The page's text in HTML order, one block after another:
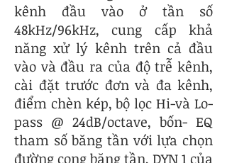
kênh đầu vào ở tần số
48kHz/96kHz, cung cấp khả
năng xử lý kênh trên cả đầu
vào và đầu ra của độ trễ kênh,
cài đặt trước đơn và đa kênh,
điểm chèn kép, bộ lọc Hi-và Lo-
pass @ 24dB/octave, bốn- EQ
tham số băng tần với lựa chọn
đường cong băng tần, DYN 1 của